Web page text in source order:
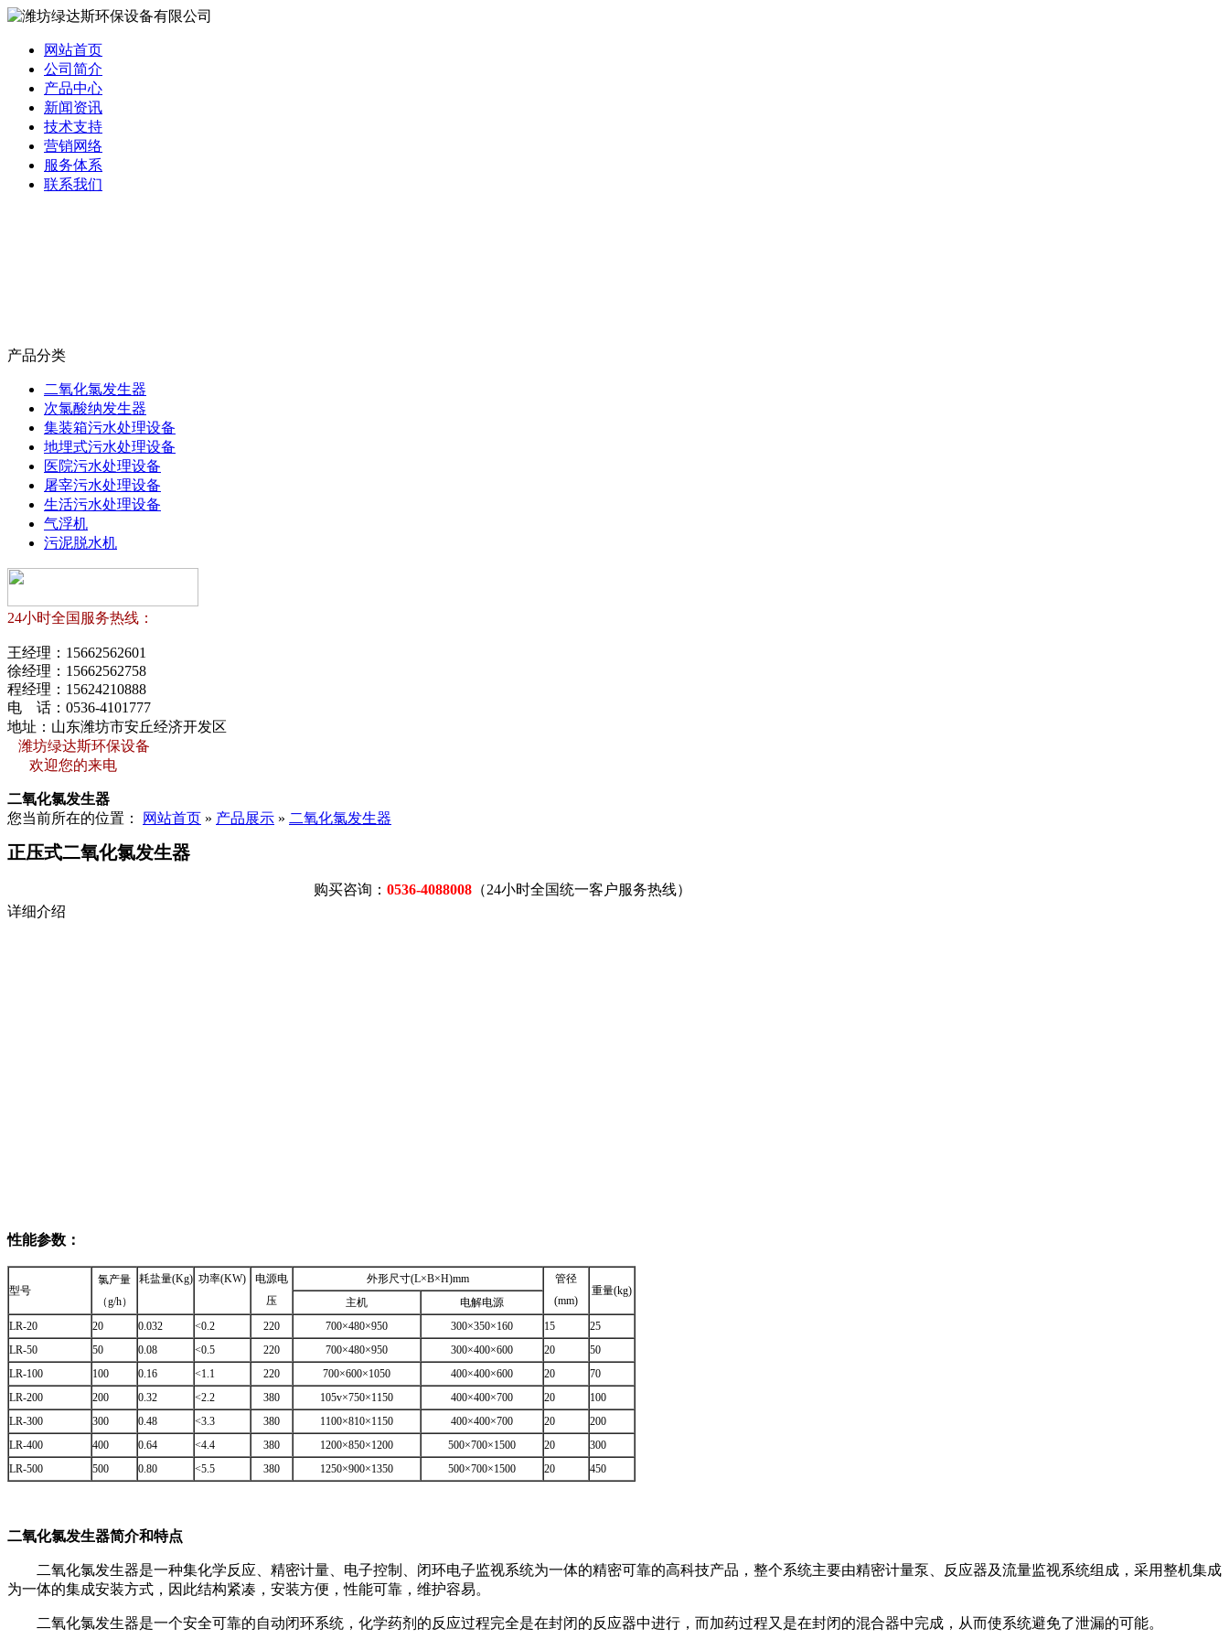
网站首页
公司简介
产品中心
新闻资讯
技术支持
营销网络
服务体系
联系我们
产品分类
二氧化氯发生器
次氯酸纳发生器
集装箱污水处理设备
地埋式污水处理设备
医院污水处理设备
屠宰污水处理设备
生活污水处理设备
气浮机
污泥脱水机
24小时全国服务热线：
王经理： 15662562601
徐经理： 15662562758
程经理： 15624210888
电 话： 0536-4101777
地址：山东潍坊市安丘经济开发区
潍坊绿达斯环保设备
欢迎您的来电
二氧化氯发生器
您当前所在的位置：
网站首页 » 产品展示 » 二氧化氯发生器
正压式二氧化氯发生器
购买咨询： 0536-4088008 （24小时全国统一客户服务热线）
详细介绍
性能参数：
型号
氯产量
（g/h）
耗盐量(Kg) 功率(KW)
电源电
压
外形尺寸(L×B×H)mm
管径
(mm)
重量(kg)
主机
电解电源
LR-20
20 0.032 <0.2 220 700×480×950 300×350×160 15
25
LR-50
50 0.08 <0.5 220 700×480×950 300×400×600 20
50
LR-100
100 0.16 <1.1 220 700×600×1050 400×400×600 20
70
LR-200
200 0.32 <2.2 380 105v×750×1150 400×400×700 20
100
LR-300
300 0.48 <3.3 380 1100×810×1150 400×400×700 20
200
LR-400
400 0.64 <4.4 380 1200×850×1200 500×700×1500 20
300
LR-500
500 0.80 <5.5 380 1250×900×1350 500×700×1500 20 450
二氧化氯发生器简介和特点
二氧化氯发生器是一种集化学反应、精密计量、电子控制、闭环电子监视系统为一体的精密可靠的高科技产品，整个系统主要由精密计量泵、反应器及流量监视系统组成，采用整机集成
为一体的集成安装方式，因此结构紧凑，安装方便，性能可靠，维护容易。
二氧化氯发生器是一个安全可靠的自动闭环系统，化学药剂的反应过程完全是在封闭的反应器中进行，而加药过程又是在封闭的混合器中完成，从而使系统避免了泄漏的可能。